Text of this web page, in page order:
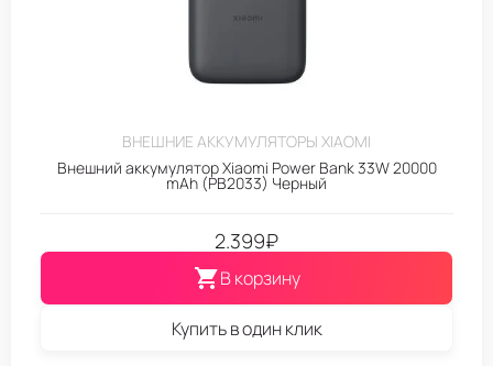
ВНЕШНИЕ АККУМУЛЯТОРЫ XIAOMI
Внешний аккумулятор Xiaomi Power Bank 33W 20000
mAh (PB2033) Черный
2.399₽
В корзину
Купить в один клик